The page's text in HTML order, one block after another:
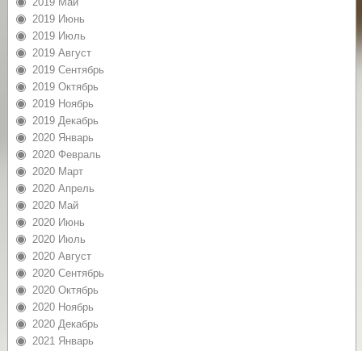
2019 Июнь
2019 Июль
2019 Август
2019 Сентябрь
2019 Октябрь
2019 Ноябрь
2019 Декабрь
2020 Январь
2020 Февраль
2020 Март
2020 Апрель
2020 Май
2020 Июнь
2020 Июль
2020 Август
2020 Сентябрь
2020 Октябрь
2020 Ноябрь
2020 Декабрь
2021 Январь